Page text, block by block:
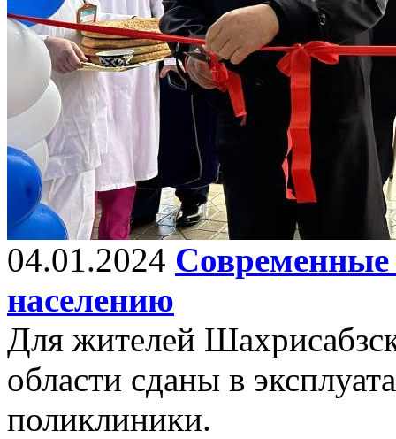
04.01.2024
населению
Для жителей
области сданы в
поликлиники.